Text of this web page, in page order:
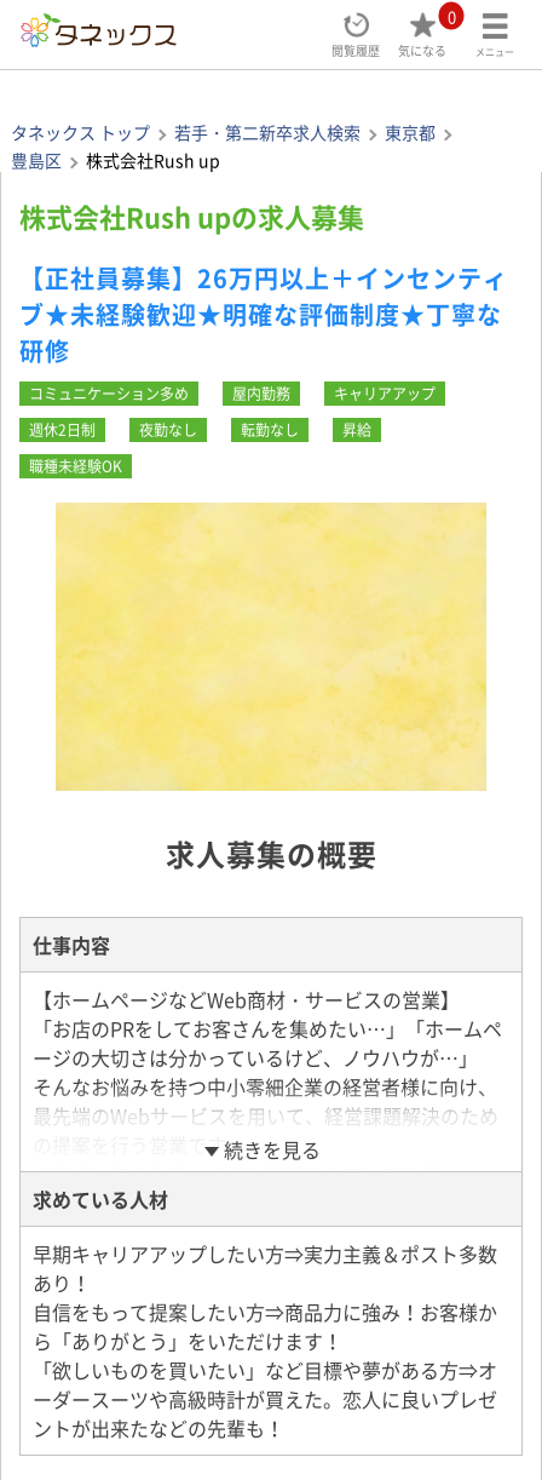
閲覧履歴
0
気になる メニュー
タネックス トップ 若手・第二新卒求人検索
東京都
豊島区
株式会社Rush up
株式会社Rush upの求人募集
【正社員募集】26万円以上＋インセンティ
ブ★未経験歓迎★明確な評価制度★丁寧な
研修
コミュニケーション多め 屋内勤務
キャリアアップ
週休2日制
夜勤なし 転勤なし
昇給
職種未経験OK
求人募集の概要
仕事内容
【ホームページなどWeb商材・サービスの営業】
「お店のPRをしてお客さんを集めたい…」「ホームペ
ージの大切さは分かっているけど、ノウハウが…」
そんなお悩みを持つ中小零細企業の経営者様に向け、
最先端のWebサービスを用いて、経営課題解決のため
の提案を行う営業です。
お客様は法人企業から個人経営のサロンまで様々。
あらゆる業界のお客様へ集客や売上アップの支援に向
けた提案を行います。
～仕事の流れ～
お客様へお電話をかけて訪問のアポイントを取ります
（飛び込み営業などはありません！）
▼
訪問し、ニーズやお困り事をヒアリングの上、最適な
集客方法をご提案
▼
続きを見る
求めている人材
早期キャリアアップしたい方⇒実力主義＆ポスト多数
あり！
自信をもって提案したい方⇒商品力に強み！お客様か
ら「ありがとう」をいただけます！
「欲しいものを買いたい」など目標や夢がある方⇒オ
ーダースーツや高級時計が買えた。恋人に良いプレゼ
ントが出来たなどの先輩も！